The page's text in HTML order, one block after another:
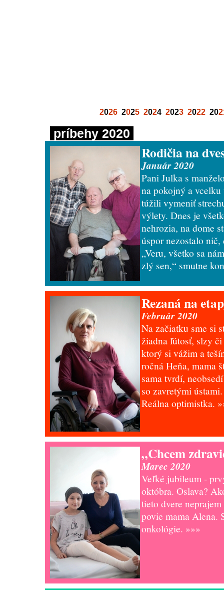
2026 2025 2024 2023 2022 20
príbehy 2020
Rodičia na
Január 2020
Pani Julka s
na pokojný a
túžili vymeniť
výlety. Dnes je
nehrozia, na dome
úspor nezostalo
„Veru, všetko sa
zlý sen,“ smutne
Rezaná na
Február 2020
Na začiatku sme si
žiadna ľútosť, slzy
ktorý si vážim a
ročná Heňa, mama
sama tvrdí,
so zavretými
Reálna optimistka.
„Chcem
Marec 2020
Veľké jubileum -
októbra. Oslava?
tieto dvere
povie mama Alena.
onkológie. »»»